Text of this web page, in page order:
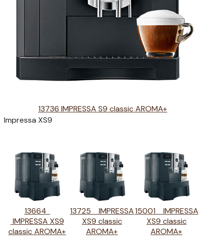
13736 IMPRESSA S9 classic AROMA+
Impressa XS9
13664
IMPRESSA XS9
classic AROMA+
13725 IMPRESSA
XS9 classic
AROMA+
15001 IMPRESSA
XS9 classic
AROMA+